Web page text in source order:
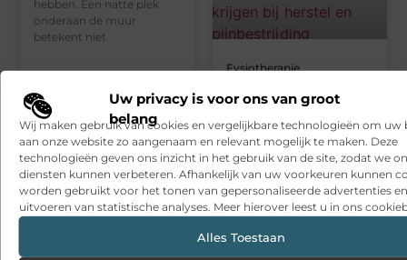
Uw privacy is voor ons van groot
belang
Wij maken gebruik van cookies en vergelijkbare technologieën om uw
aan onze website zo aangenaam en relevant mogelijk te maken. Deze
technologieën geven ons inzicht in het gebruik van de site, zodat we
diensten kunnen verbeteren. Afhankelijk van uw voorkeuren kunnen
worden gebruikt voor het tonen van gepersonaliseerde advertenties
uitvoeren van statistische analyses. Meer hierover leest u in ons
Alles Toestaan
hebben. Een natte plek
onderaan de muur
betekent niet
Fysiotherapie
hulp bij klachten en herstel
pijnklachten of moeite
met bewegen? Dan kan
Fysiotherapie Leeuwarden
je helpen